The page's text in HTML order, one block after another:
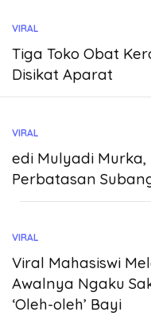
VIRAL
Tiga Toko Obat
Disikat Aparat
VIRAL
edi Mulyadi
Perbatasan
VIRAL
Viral Mahasiswi
Awalnya Ngaku
‘Oleh-oleh’ Bayi